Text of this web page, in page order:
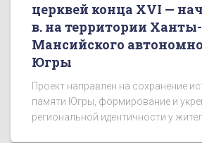
церквей конца XVI —
в. на территории Ханты-
Мансийского
Югры
Проект направлен на сохранение
памяти Югры, формирование и
региональной идентичности у